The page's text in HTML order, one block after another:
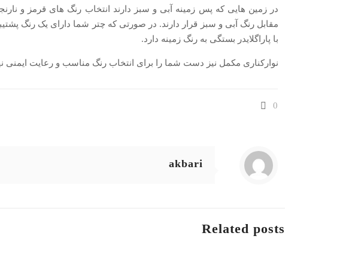
در زمین هایی که پس زمینه آبی و سبز دارند انتخاب رنگ های قرمز و
مقابل رنگ آبی و سبز قرار دارند. در صورتی که چتر شما دارای یک رنگ
با پاراگلایدر بستگی به رنگ زمینه دارد.
نوارکناری مکمل نیز دست شما را برای انتخاب رنگ مناسب و رعایت ایمنی
0
akbari
Related posts